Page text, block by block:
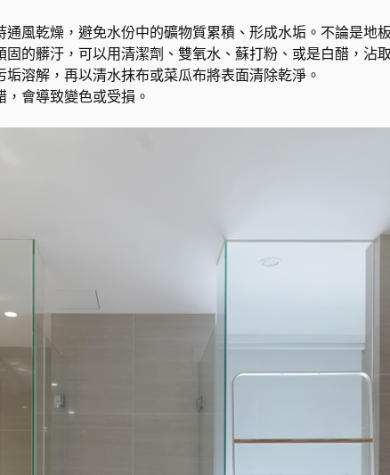
風乾燥，避免水份中的礦物質累積、形成水垢。不論是地
的髒汙，可以用清潔劑、雙氧水、蘇打粉、或是白醋，沾
溶解，再以清水抹布或菜瓜布將表面清除乾淨。
會導致變色或受損。